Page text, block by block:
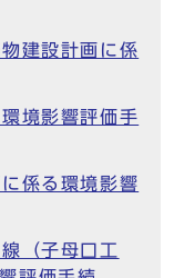
建設計画に係
境影響評価手
係る環境影響
（子母口工